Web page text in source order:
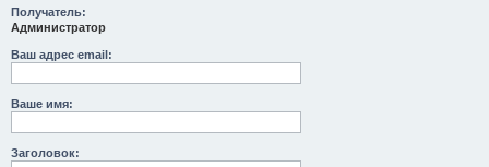
Получатель:
Администратор
Ваш адрес email:
Ваше имя:
Заголовок: